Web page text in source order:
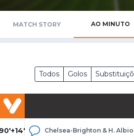
MATCH STORY AO MINUTO
Todos Golos
Chelsea-Brighton & H.